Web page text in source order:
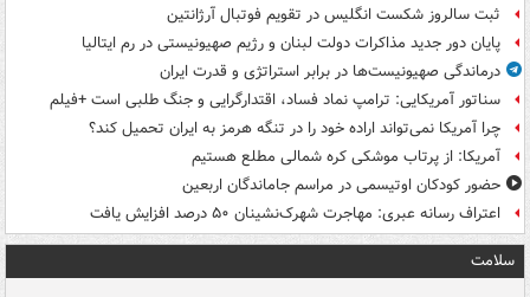
ثبت سالروز شکست انگلیس در تقویم فوتبال آرژانتین
پایان دور جدید مذاکرات دولت لبنان و رژیم صهیونیستی در رم ایتالیا
درماندگی صهیونیست‌ها در برابر استراتژی و قدرت ایران
سناتور آمریکایی: ترامپ نماد فساد، اقتدارگرایی و جنگ طلبی است +فیلم
چرا آمریکا نمی‌تواند اراده خود را در تنگه هرمز به ایران تحمیل کند؟
آمریکا: از پرتاب موشکی کره شمالی مطلع هستیم
حضور کودکان اوتیسمی در مراسم جاماندگان اربعین
اعتراف رسانه عبری: مهاجرت شهرک‌نشینان ۵۰ درصد افزایش یافت
سلامت